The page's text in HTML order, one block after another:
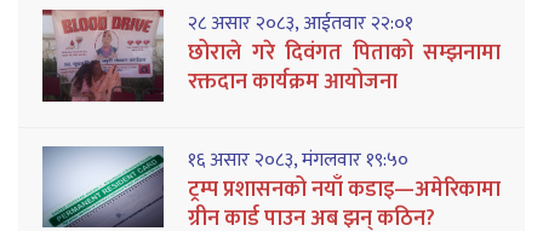
२८ असार २०८३, आईतवार २२:०१
छोराले गरे दिवंगत पिताको सम्झनामा
रक्तदान कार्यक्रम आयोजना
१६ असार २०८३, मंगलवार १९:५०
ट्रम्प प्रशासनको नयाँ कडाइ—अमेरिकामा
ग्रीन कार्ड पाउन अब झन् कठिन?